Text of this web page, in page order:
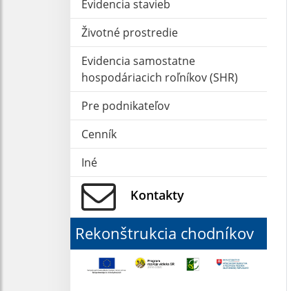
Evidencia stavieb
Životné prostredie
Evidencia samostatne
hospodáriacich roľníkov (SHR)
Pre podnikateľov
Cenník
Iné
Kontakty
Rekonštrukcia chodníkov